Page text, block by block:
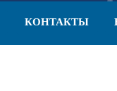
КОНТАКТЫ